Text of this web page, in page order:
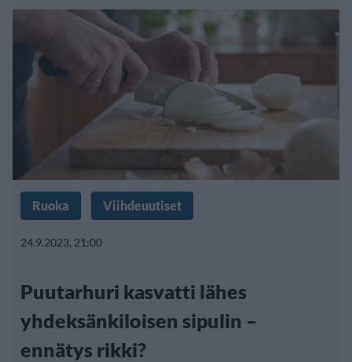
Ruoka Viihdeuutiset
24.9.2023, 21:00
Puutarhuri kasvatti lähes
yhdeksänkiloisen sipulin –
ennätys rikki?